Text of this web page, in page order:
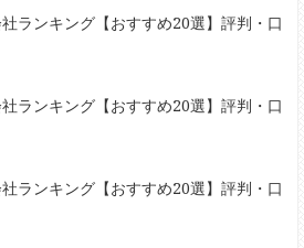
ランキング【おすすめ20選】評判・口
ランキング【おすすめ20選】評判・口
ランキング【おすすめ20選】評判・口